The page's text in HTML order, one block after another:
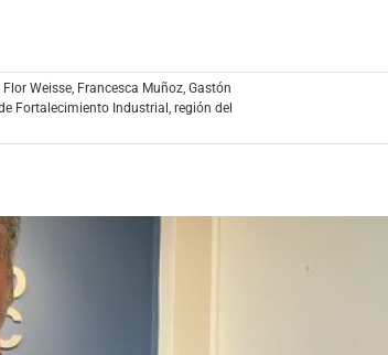
Flor Weisse Francesca Muñoz Gastón
Fortalecimiento Industrial región del